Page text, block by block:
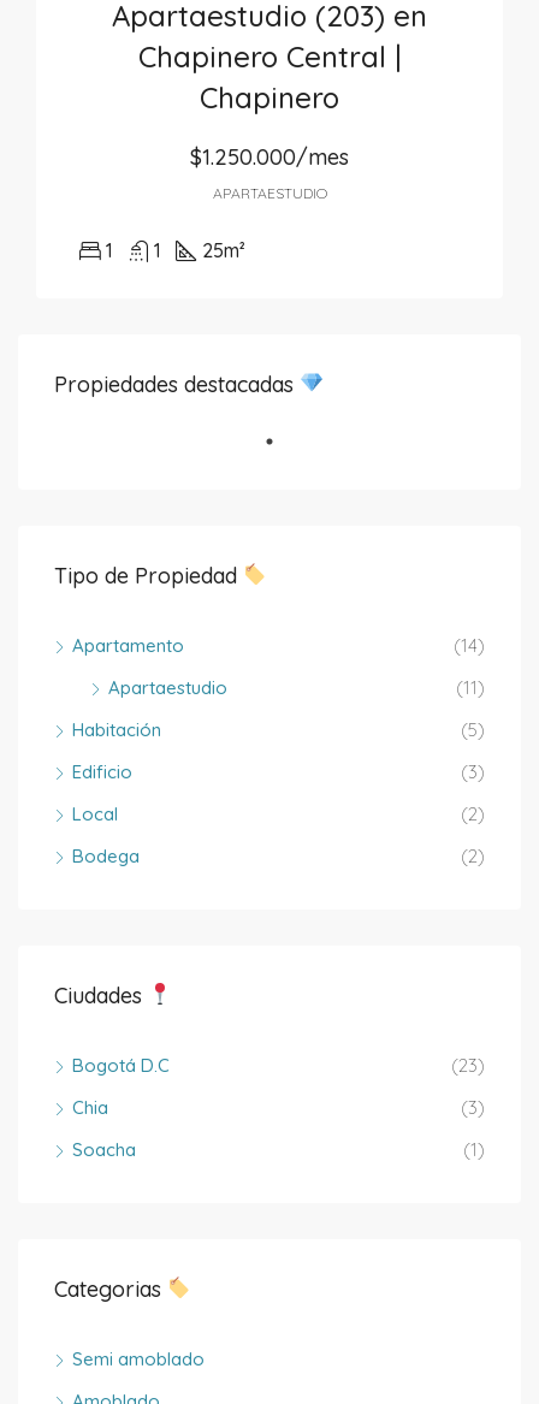
Apartaestudio (203) en
Chapinero Central |
Chapinero
$1.250.000/mes
APARTAESTUDIO
1 1 25m²
Propiedades destacadas
Tipo de Propiedad
Apartamento
(14)
Apartaestudio
(11)
Habitación
(5)
Edificio
(3)
Local
(2)
Bodega
(2)
Ciudades
Bogotá D.C
(23)
Chia
(3)
Soacha
(1)
Categorias
Semi amoblado